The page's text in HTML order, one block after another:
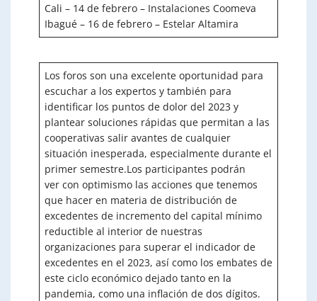
Cali – 14 de febrero – Instalaciones Coomeva
Ibagué – 16 de febrero – Estelar Altamira
Los foros son una excelente oportunidad para
escuchar a los expertos y también para
identificar los puntos de dolor del 2023 y
plantear soluciones rápidas que permitan a las
cooperativas salir avantes de cualquier
situación inesperada, especialmente durante el
primer semestre.Los participantes podrán
ver con optimismo las acciones que tenemos
que hacer en materia de distribución de
excedentes de incremento del capital mínimo
reductible al interior de nuestras
organizaciones para superar el indicador de
excedentes en el 2023, así como los embates de
este ciclo económico dejado tanto en la
pandemia, como una inflación de dos dígitos.